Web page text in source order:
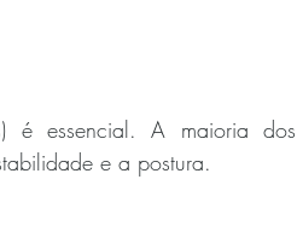
é essencial. A maioria dos
e a postura.